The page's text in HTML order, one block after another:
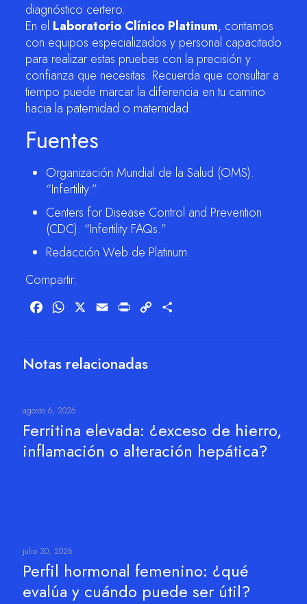
diagnóstico certero.
En el Laboratorio Clínico Platinum, contamos
con equipos especializados y personal capacitado
para realizar estas pruebas con la precisión y
confianza que necesitas. Recuerda que consultar a
tiempo puede marcar la diferencia en tu camino
hacia la paternidad o maternidad.
Fuentes
Organización Mundial de la Salud (OMS).
“Infertility.”
Centers for Disease Control and Prevention
(CDC). “Infertility FAQs.”
Redacción Web de Platinum.
Compartir:
FacebookWhatsApp Email Print
Copy
Notas relacionadas
agosto 6, 2026
Ferritina elevada: ¿exceso de hierro,
inflamación o alteración hepática?
julio 30, 2026
Perfil hormonal femenino: ¿qué
evalúa y cuándo puede ser útil?